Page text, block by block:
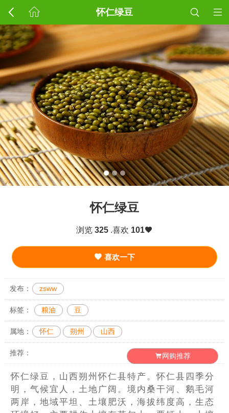
怀仁绿豆
怀仁绿豆
浏览 325 .喜欢 101
喜欢一下
发布： zsww
标签： 粮油 豆
属地： 怀仁 朔州 山西
推荐： 网购推荐
怀仁绿豆，山西朔州怀仁县特产。怀仁县四季分
明，气候宜人，土地广阔。境内桑干河、鹅毛河
两岸，地域平坦、土壤肥沃，海拔纬度高，生态